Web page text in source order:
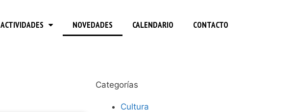
ACTIVIDADES NOVEDADES CALENDARIO CONTACTO
Categorías
Cultura